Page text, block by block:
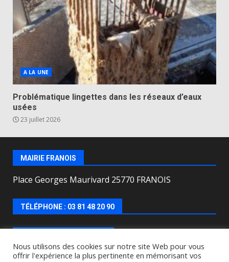
A LA UNE
Problématique lingettes dans les réseaux d’eaux
usées
23 juillet 2026
MAIRIE FRANOIS
Place Georges Maurivard 25770 FRANOIS
TÉLÉPHONE : 03 81 48 20 90
Lundi, mercredi, jeudi, vendredi de : 8h00 à 12h00 et
Nous utilisons des cookies sur notre site Web pour vous
offrir l'expérience la plus pertinente en mémorisant vos